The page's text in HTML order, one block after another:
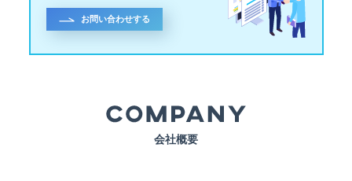
お問い合わせする
会社概要